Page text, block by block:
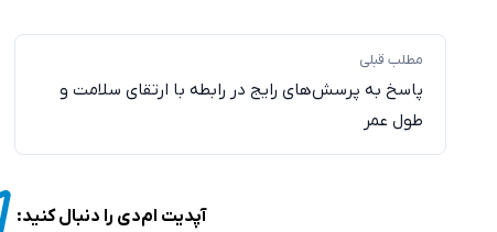
مطلب قبلی
پاسخ به پرسش‌های رایج در رابطه با ارتقای سلامت و
طول عمر
آپدیت ام‌دی را دنبال کنید: